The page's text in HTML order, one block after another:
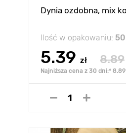
Dynia ozdobna, mix
Ilość w opakowaniu:
5.39 zł 8.89
Najniższa cena z 30 dni:* 8.89